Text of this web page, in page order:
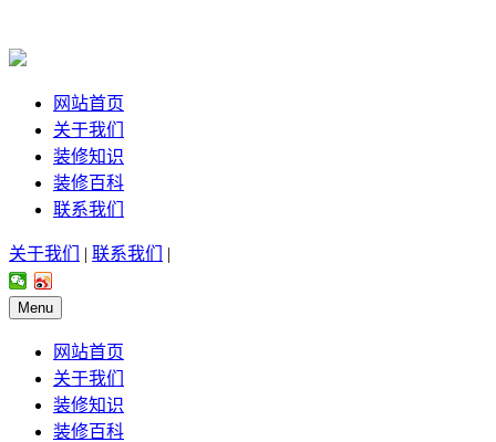
网站首页
关于我们
装修知识
装修百科
联系我们
关于我们 | 联系我们 |
Menu
网站首页
关于我们
装修知识
装修百科